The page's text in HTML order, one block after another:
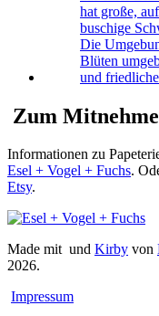
Zum
Informationen zu
Esel + Vogel + Fuchs.
Etsy.
Made mit und Kirby von
2026.
Impressum